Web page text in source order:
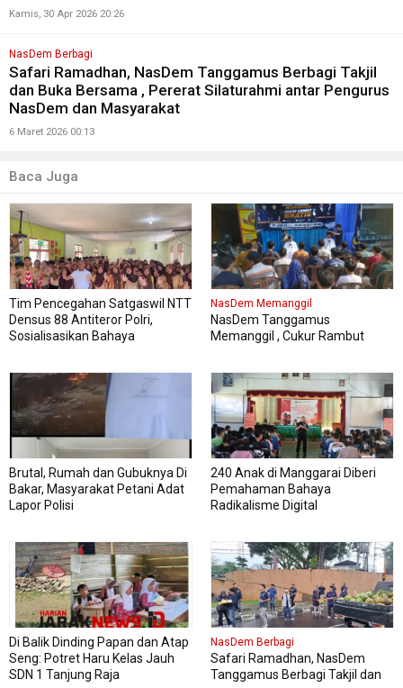
Kamis, 30 Apr 2026 20:26
NasDem Berbagi
Safari Ramadhan, NasDem Tanggamus Berbagi Takjil
dan Buka Bersama , Pererat Silaturahmi antar Pengurus
NasDem dan Masyarakat
6 Maret 2026 00:13
Baca Juga
Tim Pencegahan Satgaswil NTT
Densus 88 Antiteror Polri,
Sosialisasikan Bahaya
(IRET), Pada 339 siswa kelas XI
dan XII MAN Manggarai Barat
NasDem Memanggil
NasDem Tanggamus
Memanggil , Cukur Rambut
Brutal, Rumah dan Gubuknya Di
Bakar, Masyarakat Petani Adat
Lapor Polisi
240 Anak di Manggarai Diberi
Pemahaman Bahaya
Radikalisme Digital
Di Balik Dinding Papan dan Atap
Seng: Potret Haru Kelas Jauh
SDN 1 Tanjung Raja
NasDem Berbagi
Safari Ramadhan, NasDem
Tanggamus Berbagi Takjil dan